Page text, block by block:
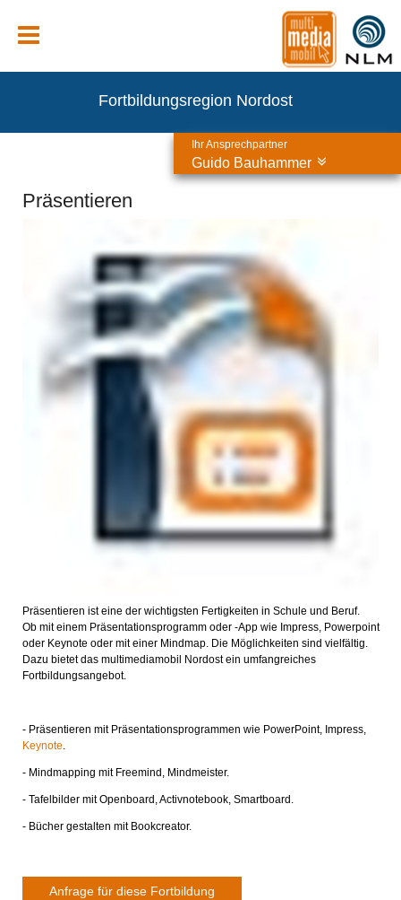
Fortbildungsregion Nordost
Präsentieren
Präsentieren ist eine der wichtigsten Fertigkeiten in Schule und Beruf.
Ob mit einem Präsentationsprogramm oder -App wie Impress, Powerpoint
oder Keynote oder mit einer Mindmap. Die Möglichkeiten sind vielfältig.
Dazu bietet das multimediamobil Nordost ein umfangreiches
Fortbildungsangebot.
- Präsentieren mit Präsentationsprogrammen wie PowerPoint, Impress,
Keynote.
- Mindmapping mit Freemind, Mindmeister.
- Tafelbilder mit Openboard, Activnotebook, Smartboard.
- Bücher gestalten mit Bookcreator.
Anfrage für diese Fortbildung
Ihr Ansprechpartner
Guido Bauhammer